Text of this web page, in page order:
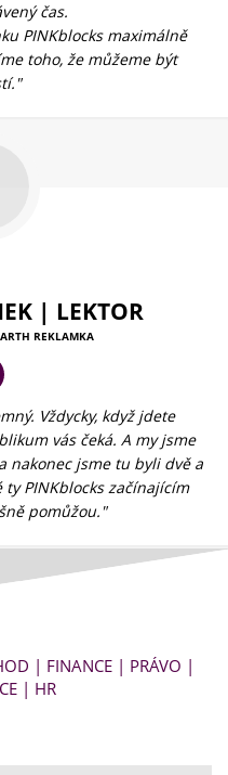
čas.
PINKblocks maximálně
toho, že můžeme být
| LEKTOR
REKLAMKA
Vždycky, když jdete
vás čeká. A my jsme
nakonec jsme tu byli dvě a
PINKblocks začínajícím
pomůžou."
| FINANCE | PRÁVO |
| HR